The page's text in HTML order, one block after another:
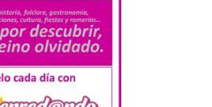
La Comisión
las normas de su
estableciendo un
que hace que el